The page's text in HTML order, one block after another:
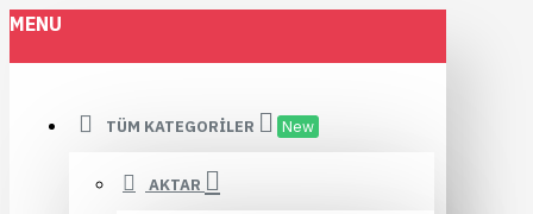
MENU
TÜM KATEGORILER New
AKTAR